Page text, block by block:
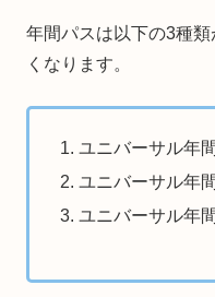
年間パスは以下の3種
くなります。
ユニバーサル年
ユニバーサル年
ユニバーサル年